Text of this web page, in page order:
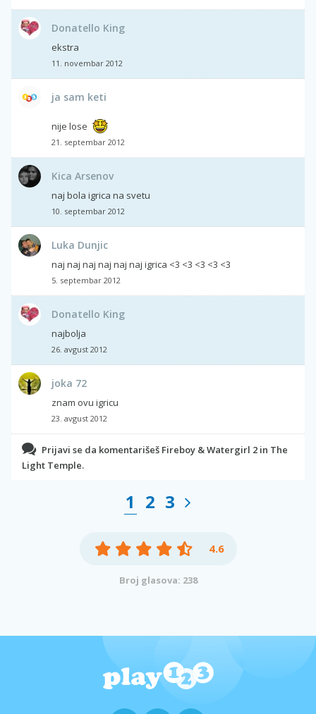
Donatello King
ekstra
11. novembar 2012
ja sam keti
nije lose
21. septembar 2012
Kica Arsenov
naj bola igrica na svetu
10. septembar 2012
Luka Dunjic
naj naj naj naj naj naj igrica <3 <3 <3 <3 <3
5. septembar 2012
Donatello King
najbolja
26. avgust 2012
joka 72
znam ovu igricu
23. avgust 2012
Prijavi se da komentarišeš Fireboy & Watergirl 2 in The
Light Temple.
1 2 3
4.6
Broj glasova: 238